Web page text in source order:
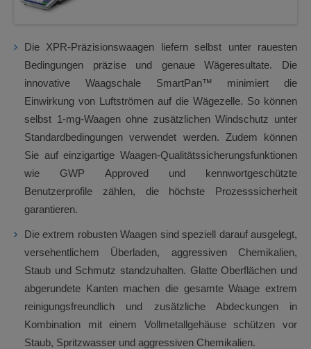
Die XPR-Präzisionswaagen liefern selbst unter rauesten
Bedingungen präzise und genaue Wägeresultate. Die
innovative Waagschale SmartPan™ minimiert die
Einwirkung von Luftströmen auf die Wägezelle. So können
selbst 1-mg-Waagen ohne zusätzlichen Windschutz unter
Standardbedingungen verwendet werden. Zudem können
Sie auf einzigartige Waagen-Qualitätssicherungsfunktionen
wie GWP Approved und kennwortgeschützte
Benutzerprofile zählen, die höchste Prozesssicherheit
garantieren.
Die extrem robusten Waagen sind speziell darauf ausgelegt,
versehentlichem Überladen, aggressiven Chemikalien,
Staub und Schmutz standzuhalten. Glatte Oberflächen und
abgerundete Kanten machen die gesamte Waage extrem
reinigungsfreundlich und zusätzliche Abdeckungen in
Kombination mit einem Vollmetallgehäuse schützen vor
Staub, Spritzwasser und aggressiven Chemikalien.